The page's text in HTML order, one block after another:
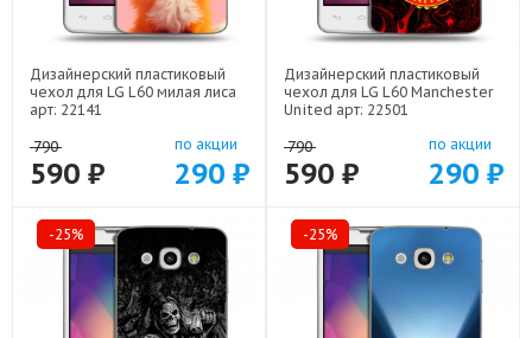
Дизайнерский пластиковый
чехол для LG L60 милая лиса
арт: 22141
790
590 ₽
по акции
290 ₽
Дизайнерский пластиковый
чехол для LG L60 Manchester
United арт: 22501
790
590 ₽
по акции
290 ₽
-25% -25%